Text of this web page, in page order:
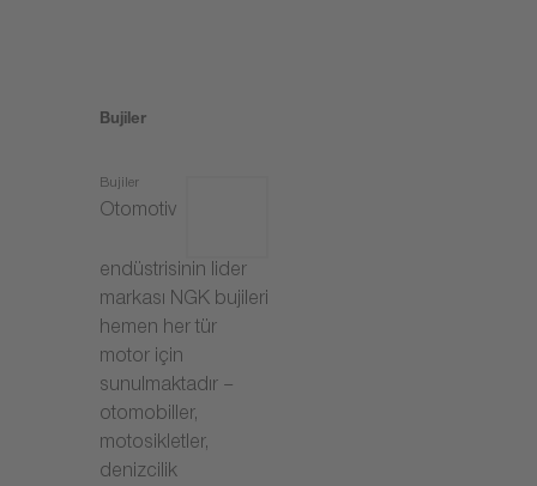
Bujiler
Bujiler
Otomotiv
endüstrisinin lider
markası NGK bujileri
hemen her tür
motor için
sunulmaktadır –
otomobiller,
motosikletler,
denizcilik